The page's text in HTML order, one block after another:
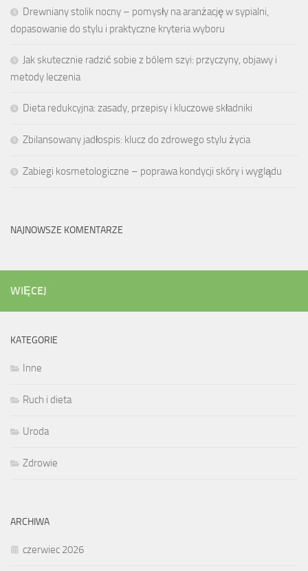
Drewniany stolik nocny – pomysły na aranżację w sypialni,
dopasowanie do stylu i praktyczne kryteria wyboru
Jak skutecznie radzić sobie z bólem szyi: przyczyny, objawy i
metody leczenia
Dieta redukcyjna: zasady, przepisy i kluczowe składniki
Zbilansowany jadłospis: klucz do zdrowego stylu życia
Zabiegi kosmetologiczne – poprawa kondycji skóry i wyglądu
NAJNOWSZE KOMENTARZE
WIĘCEJ
KATEGORIE
Inne
Ruch i dieta
Uroda
Zdrowie
ARCHIWA
czerwiec 2026